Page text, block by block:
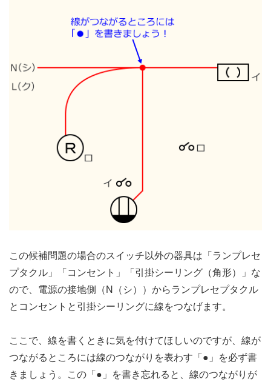
この候補問題の場合のスイッチ以外の器具は「ランプレセ
プタクル」「コンセント」「引掛シーリング（角形）」な
ので、電源の接地側（N（シ））からランプレセプタクル
とコンセントと引掛シーリングに線をつなげます。
ここで、線を書くときに気を付けてほしいのですが、線が
つながるところには線のつながりを表わす「●」を必ず書
きましょう。この「●」を書き忘れると、線のつながりが